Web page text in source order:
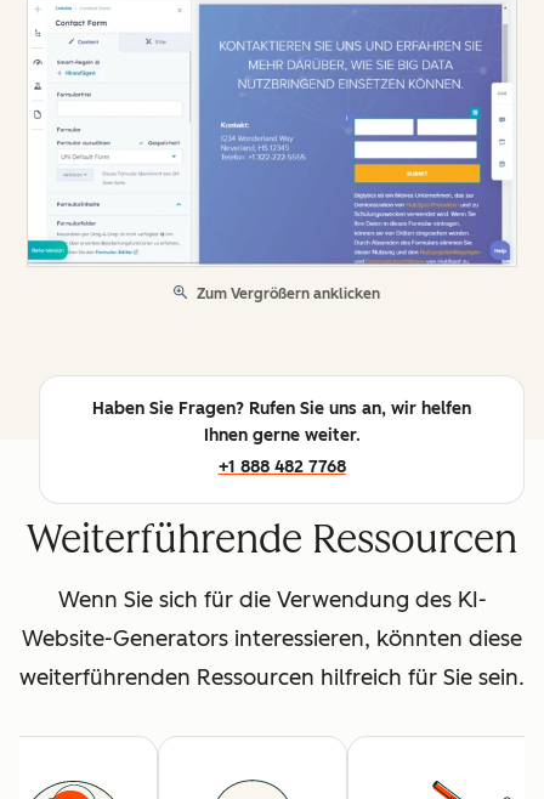
Zum Vergrößern anklicken
Haben Sie Fragen? Rufen Sie uns an, wir helfen
Ihnen gerne weiter.
+1 888 482 7768
Weiterführende Ressourcen
Wenn Sie sich für die Verwendung des KI-
Website-Generators interessieren, könnten diese
weiterführenden Ressourcen hilfreich für Sie sein.